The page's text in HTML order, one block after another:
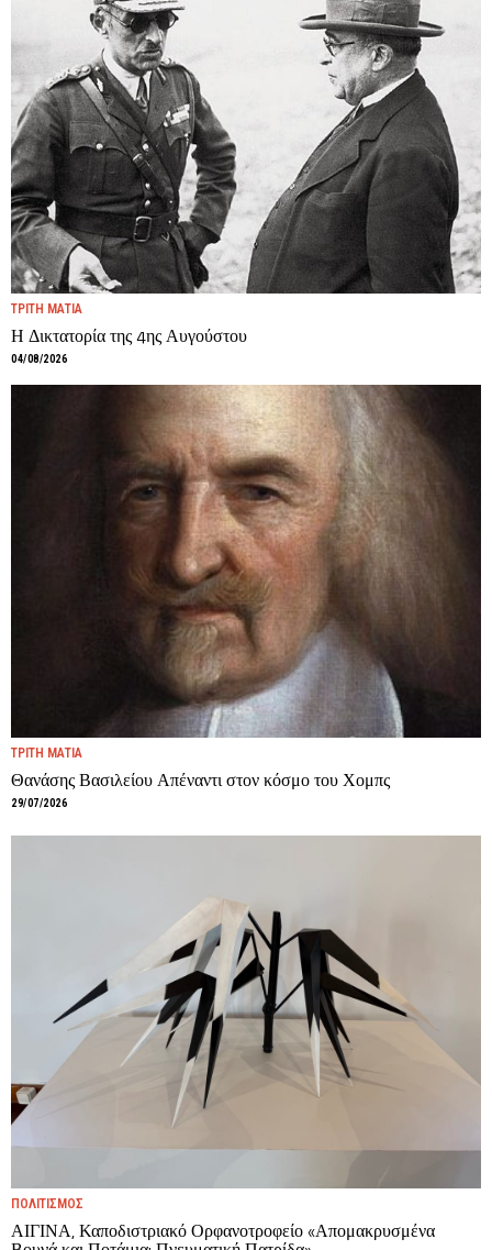
ΤΡΙΤΗ ΜΑΤΙΑ
Η Δικτατορία της 4ης Αυγούστου
04/08/2026
ΤΡΙΤΗ ΜΑΤΙΑ
Θανάσης Βασιλείου Απέναντι στον κόσμο του Χομπς
29/07/2026
ΠΟΛΙΤΙΣΜΟΣ
ΑΙΓΙΝΑ, Καποδιστριακό Ορφανοτροφείο «Απομακρυσμένα